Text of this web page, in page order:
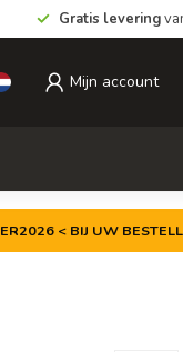
Gratis levering
Mijn account
< BIJ UW